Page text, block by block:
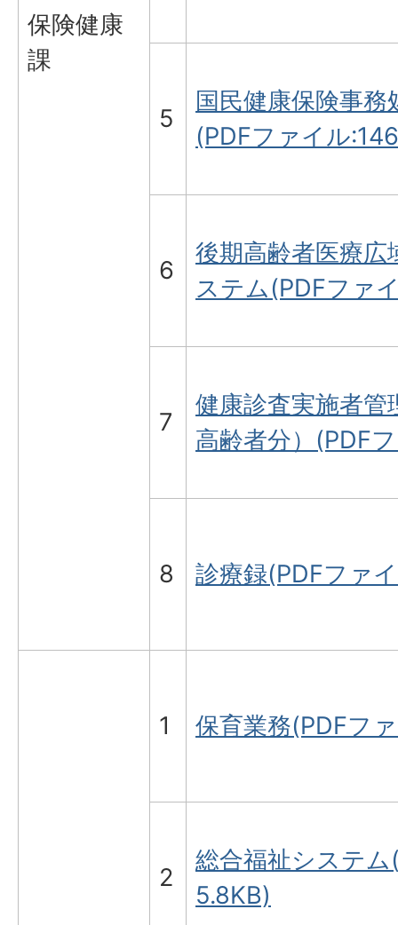
保険健康
課
5
国民健康保険事
(PDFファイル
6
後期高齢者医療広
ステム(PDFファ
7
健康診査実施者
高齢者分）(PDF
8 診療録(PDFファ
1 保育業務(PDFフ
2
総合福祉システ
5.8KB)